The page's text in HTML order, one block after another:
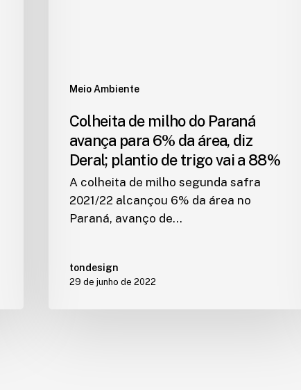
Meio Ambiente
Colheita de milho do Paraná
avança para 6% da área, diz
Deral; plantio de trigo vai a 88%
A colheita de milho segunda safra
2021/22 alcançou 6% da área no
Paraná, avanço de…
tondesign
29 de junho de 2022